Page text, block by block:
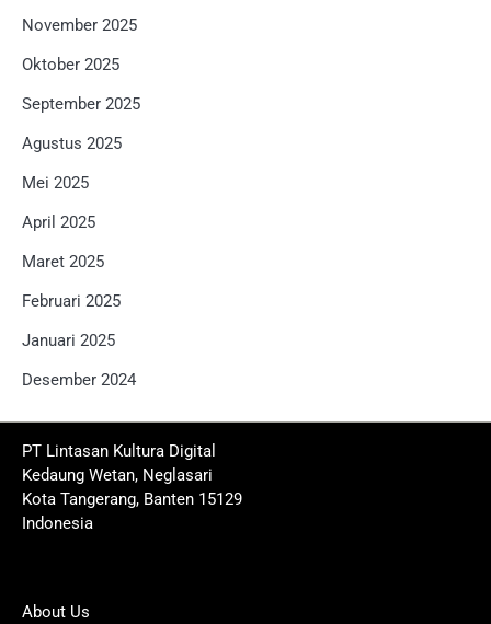
November 2025
Oktober 2025
September 2025
Agustus 2025
Mei 2025
April 2025
Maret 2025
Februari 2025
Januari 2025
Desember 2024
PT Lintasan Kultura Digital
Kedaung Wetan, Neglasari
Kota Tangerang, Banten 15129
Indonesia
About Us